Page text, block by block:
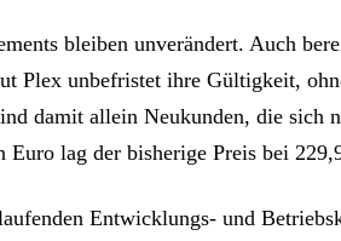
bleiben unverändert. Auch
Plex unbefristet ihre Gültigkeit,
damit allein Neukunden, die sich
lag der bisherige Preis bei
Entwicklungs- und